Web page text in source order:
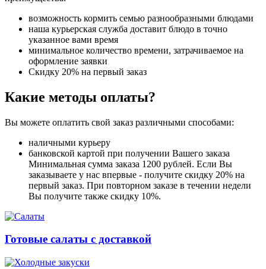
возможность кормить семью разнообразными блюдами
наша курьерская служба доставит блюдо в точно
указанное вами время
минимальное количество времени, затрачиваемое на
оформление заявки
Скидку 20% на первый заказ
Какие методы оплаты?
Вы можете оплатить свой заказ различными способами:
наличными курьеру
банковской картой при получении Вашего заказа
Минимальная сумма заказа 1200 рублей. Если Вы
заказываете у нас впервые - получите скидку 20% на
первый заказ. При повторном заказе в течении недели
Вы получите также скидку 10%.
Готовые салаты с доставкой